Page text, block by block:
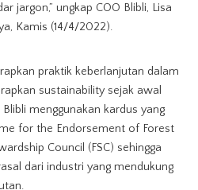
jargon,” ungkap COO Blibli, Lisa
Kamis (14/4/2022).
praktik keberlanjutan dalam
sustainability sejak awal
menggunakan kardus yang
for the Endorsement of Forest
Council (FSC) sehingga
dari industri yang mendukung